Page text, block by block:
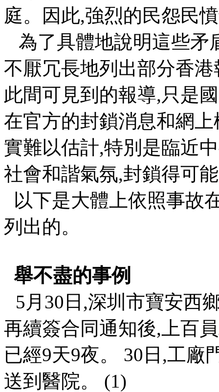
庭。因此,強烈的民怨民
為了具體地說明這些矛
不厭冗長地列出部分香
此間可見到的報導,只是
在官方的封鎖消息和網
實難以估計,特別是臨近
社會和諧氣氛,封鎖得可
以下是大體上依照事故
列出的。
舉不盡的事例
5 月 30 日 ,深圳市寶安西
再續簽合同通知後, 上百
已經9天9夜。 30 日 ,工廠
送到醫院。
(1)